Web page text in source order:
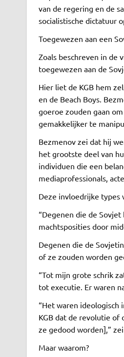
van de regering en de
socialistische dictatuur
Toegewezen aan een
Zoals beschreven in de
toegewezen aan de
Hier liet de KGB hem
en de Beach Boys.
goeroe zouden gaan
gemakkelijker te
Bezmenov zei dat hij
het grootste deel van
individuen die een
mediaprofessionals,
Deze invloedrijke types
“Degenen die de
machtsposities door
Degenen die de
of ze zouden worden
“Tot mijn grote schrik
tot executie. Er waren
“Het waren ideologisch
KGB dat de revolutie of
ze gedood worden],”
Maar waarom?